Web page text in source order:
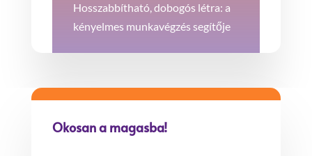
Hosszabbítható, dobogós létra: a
kényelmes munkavégzés segítője
Okosan a magasba!